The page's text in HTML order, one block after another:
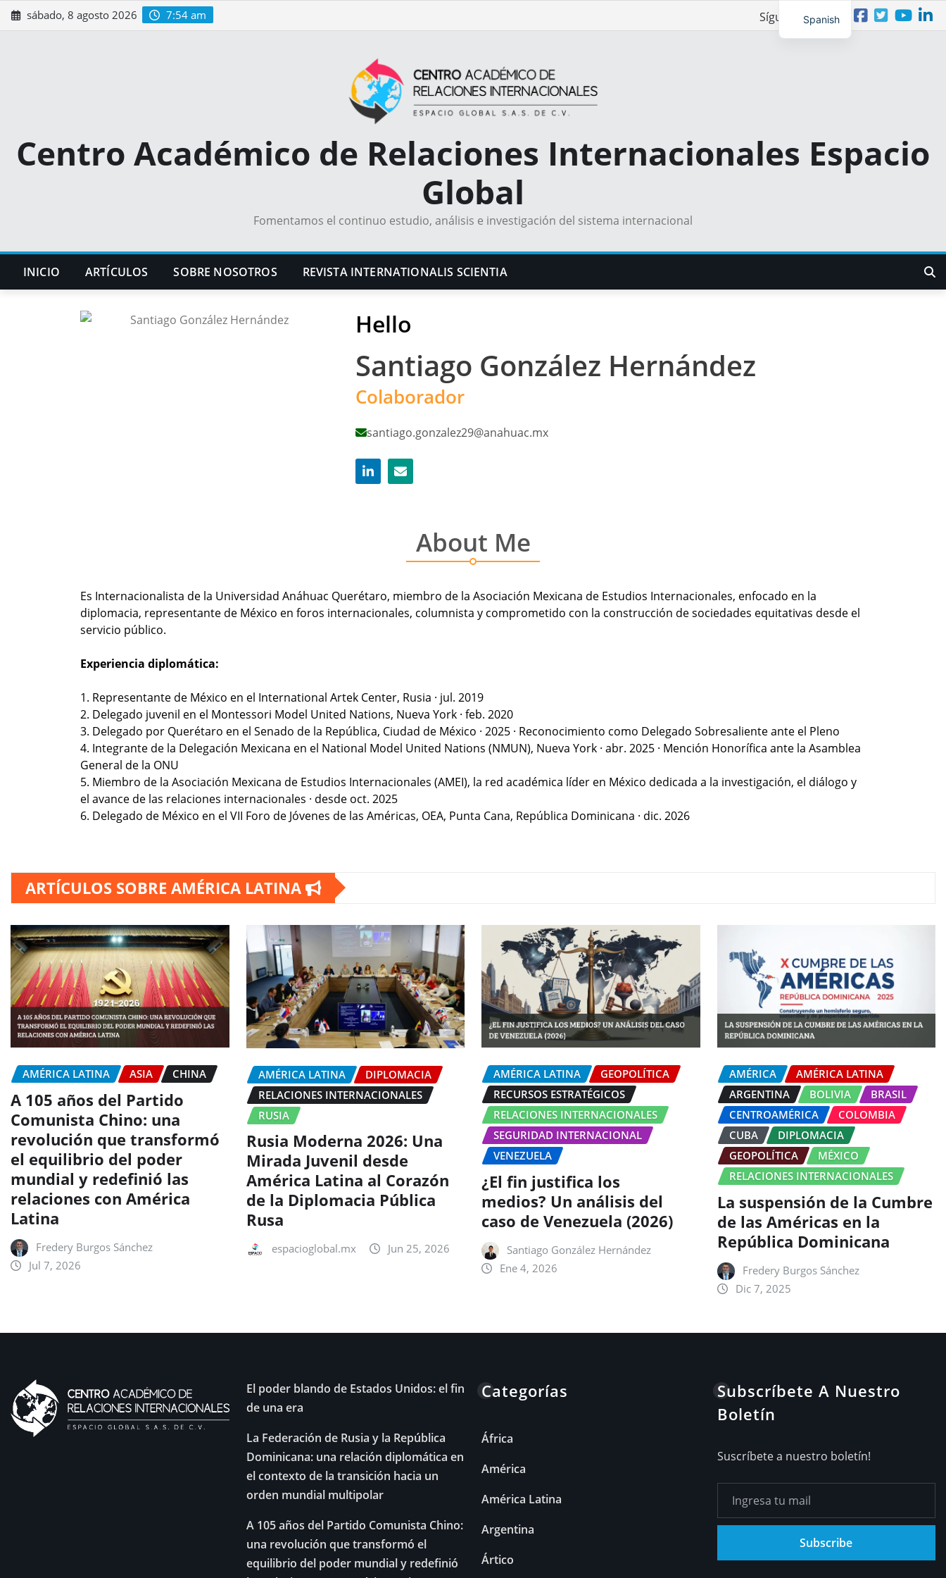
Saltar
al
sábado, 8 agosto 2026 7:54 am Síguenos
Centro Académico de Relaciones Internacionales Espacio
Global
Fomentamos el continuo estudio, análisis e investigación del sistema internacional
INICIO ARTÍCULOS SOBRE NOSOTROS REVISTA INTERNATIONALIS SCIENTIA
Hello
Santiago González Hernández
Colaborador
santiago.gonzalez29@anahuac.mx
About Me
Es Internacionalista de la Universidad Anáhuac Querétaro, miembro de la Asociación Mexicana de Estudios Internacionales, enfocado en la
diplomacia, representante de México en foros internacionales, columnista y comprometido con la construcción de sociedades equitativas desde el
servicio público.
Experiencia diplomática:
1.⁠ ⁠Representante de México en el International Artek Center, Rusia · jul. 2019
2.⁠ ⁠Delegado juvenil en el Montessori Model United Nations, Nueva York · feb. 2020
3.⁠ ⁠Delegado por Querétaro en el Senado de la República, Ciudad de México · 2025 · Reconocimiento como Delegado Sobresaliente ante el Pleno
4.⁠ ⁠Integrante de la Delegación Mexicana en el National Model United Nations (NMUN), Nueva York · abr. 2025 · Mención Honorífica ante la Asamblea
General de la ONU
5.⁠ ⁠Miembro de la Asociación Mexicana de Estudios Internacionales (AMEI), la red académica líder en México dedicada a la investigación, el diálogo y
el avance de las relaciones internacionales · desde oct. 2025
6.⁠ ⁠Delegado de México en el VII Foro de Jóvenes de las Américas, OEA, Punta Cana, República Dominicana · dic. 2026
ARTÍCULOS SOBRE AMÉRICA LATINA
AMÉRICA LATINA ASIA CHINA
A 105 años del Partido
Comunista Chino: una
revolución que transformó
el equilibrio del poder
mundial y redefinió las
relaciones con América
Latina
Fredery Burgos Sánchez
Jul 7, 2026
AMÉRICA LATINA
DIPLOMACIA
RELACIONES INTERNACIONALES
RUSIA
Rusia Moderna 2026: Una
Mirada Juvenil desde
América Latina al Corazón
de la Diplomacia Pública
Rusa
espacioglobal.mx Jun 25, 2026
AMÉRICA LATINA
GEOPOLÍTICA
RECURSOS ESTRATÉGICOS
RELACIONES INTERNACIONALES
SEGURIDAD INTERNACIONAL
VENEZUELA
¿El fin justifica los
medios? Un análisis del
caso de Venezuela (2026)
Santiago González Hernández
Ene 4, 2026
AMÉRICA
AMÉRICA LATINA
ARGENTINA
BOLIVIA
BRASIL
CENTROAMÉRICA
COLOMBIA
CUBA
DIPLOMACIA
GEOPOLÍTICA
MÉXICO
RELACIONES INTERNACIONALES
La suspensión de la Cumbre
de las Américas en la
República Dominicana
Fredery Burgos Sánchez
Dic 7, 2025
El poder blando de Estados Unidos: el fin
de una era
La Federación de Rusia y la República
Dominicana: una relación diplomática en
el contexto de la transición hacia un
orden mundial multipolar
A 105 años del Partido Comunista Chino:
una revolución que transformó el
equilibrio del poder mundial y redefinió
Categorías
África
América
América Latina
Argentina
Ártico
Subscríbete A Nuestro
Boletín
Suscríbete a nuestro boletín!
Subscribe
Spanish